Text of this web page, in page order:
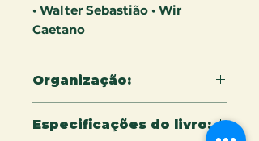
• Walter Sebastião • Wir
Caetano
Organização:
Especificações do livro: